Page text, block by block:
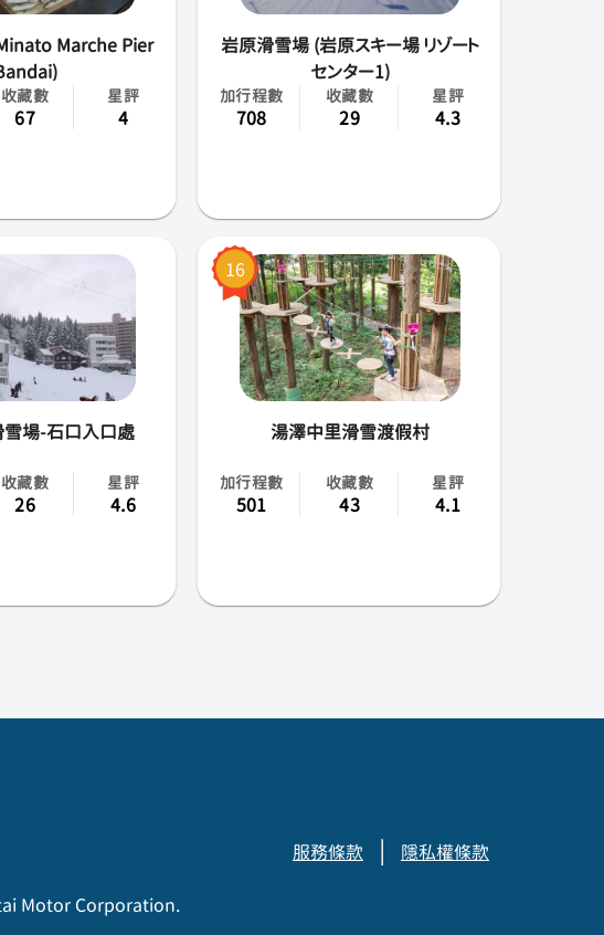
Marche Pier
收藏數
67
星評
4
岩原滑雪場 (岩原スキー場 リゾート
センター1)
加行程數
708
收藏數
29
星評
4.3
場-石口入口處
收藏數
26
星評
4.6
16
湯澤中里滑雪渡假村
加行程數
501
收藏數
43
星評
4.1
服務條款 隱私權條款
Motor Corporation.